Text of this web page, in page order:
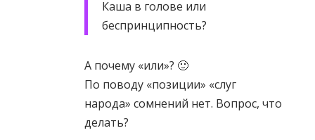
Каша в голове или
беспринципность?
А почему «или»? 🙂
По поводу «позиции» «слуг
народа» сомнений нет. Вопрос, что
делать?